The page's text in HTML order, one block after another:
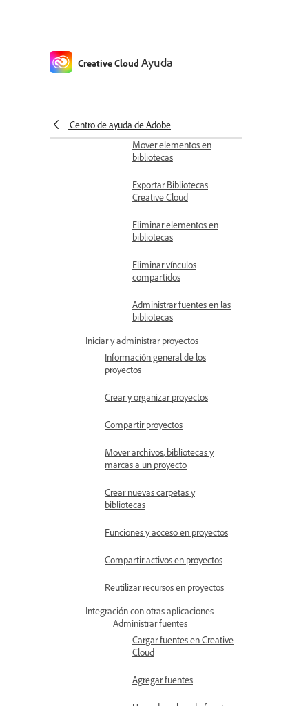
Creative Cloud Ayuda
Centro de ayuda de Adobe
Guardar Adobe Fonts en
Mover elementos en
bibliotecas
Exportar Bibliotecas
Creative Cloud
Eliminar elementos en
bibliotecas
Eliminar vínculos
compartidos
Administrar fuentes en las
bibliotecas
Iniciar y administrar proyectos
Información general de los
proyectos
Crear y organizar proyectos
Compartir proyectos
Mover archivos, bibliotecas y
marcas a un proyecto
Crear nuevas carpetas y
bibliotecas
Funciones y acceso en proyectos
Compartir activos en proyectos
Reutilizar recursos en proyectos
Integración con otras aplicaciones
Administrar fuentes
Cargar fuentes en Creative
Cloud
Agregar fuentes